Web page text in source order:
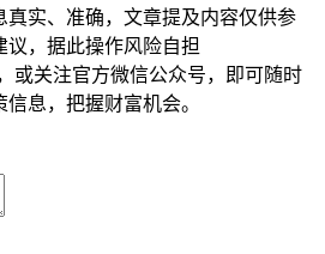
真实、准确，文章提及内容仅供参
，据此操作风险自担
或关注官方微信公众号，即可随时
息，把握财富机会。